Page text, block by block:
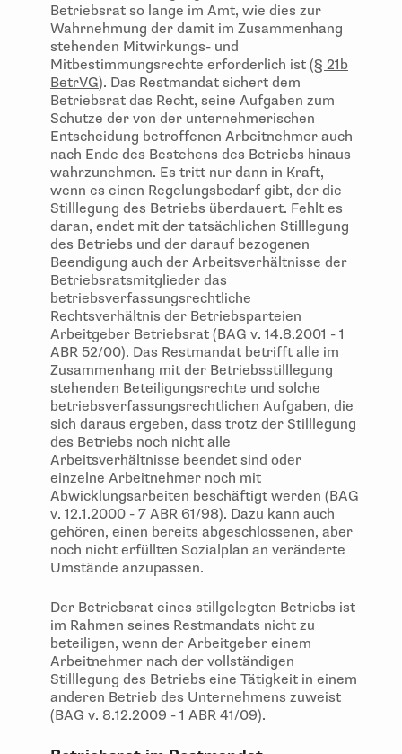
Betriebsrat so lange im Amt, wie dies zur
Wahrnehmung der damit im Zusammenhang
stehenden Mitwirkungs- und
Mitbestimmungsrechte erforderlich ist (§ 21b
BetrVG). Das Restmandat sichert dem
Betriebsrat das Recht, seine Aufgaben zum
Schutze der von der unternehmerischen
Entscheidung betroffenen Arbeitnehmer auch
nach Ende des Bestehens des Betriebs hinaus
wahrzunehmen. Es tritt nur dann in Kraft,
wenn es einen Regelungsbedarf gibt, der die
Stilllegung des Betriebs überdauert. Fehlt es
daran, endet mit der tatsächlichen Stilllegung
des Betriebs und der darauf bezogenen
Beendigung auch der Arbeitsverhältnisse der
Betriebsratsmitglieder das
betriebsverfassungsrechtliche
Rechtsverhältnis der Betriebsparteien
Arbeitgeber Betriebsrat (BAG v. 14.8.2001 - 1
ABR 52/00). Das Restmandat betrifft alle im
Zusammenhang mit der Betriebsstilllegung
stehenden Beteiligungsrechte und solche
betriebsverfassungsrechtlichen Aufgaben, die
sich daraus ergeben, dass trotz der Stilllegung
des Betriebs noch nicht alle
Arbeitsverhältnisse beendet sind oder
einzelne Arbeitnehmer noch mit
Abwicklungsarbeiten beschäftigt werden (BAG
v. 12.1.2000 - 7 ABR 61/98). Dazu kann auch
gehören, einen bereits abgeschlossenen, aber
noch nicht erfüllten Sozialplan an veränderte
Umstände anzupassen.
Der Betriebsrat eines stillgelegten Betriebs ist
im Rahmen seines Restmandats nicht zu
beteiligen, wenn der Arbeitgeber einem
Arbeitnehmer nach der vollständigen
Stilllegung des Betriebs eine Tätigkeit in einem
anderen Betrieb des Unternehmens zuweist
(BAG v. 8.12.2009 - 1 ABR 41/09).